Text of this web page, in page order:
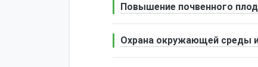
Повышение почвенного
Охрана окружающей среды